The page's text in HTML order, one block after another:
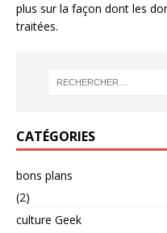
plus sur la façon dont les
traitées.
CATÉGORIES
bons plans
(2)
culture Geek